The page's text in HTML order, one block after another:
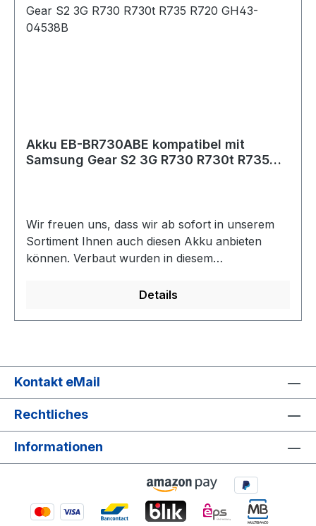
Daten:Spannung: 3,85 VoltKapazität: 472mAh /
1,82 WhZellentyp: Li-Polymer Der Akku ist
Akku EB-BR730ABE kompatibel mit
Samsung Gear S2 3G R730 R730t R735
Wir freuen uns, dass wir ab sofort in unserem
Sortiment Ihnen auch diesen Akku anbieten
können. Verbaut wurden in diesem
Selbstverständlich ist der Akku 100 %
Daten:Spannung: 3,80 VoltKapazität: 300mAh /
passend für folgendes Modell:Samsung Gear S2
3G / R730 R730t R735 R720 Original-
Bezeichnung der Samsung Akkus / Dieser Akku
ersetzt folgende Akkutypen:Samsung EB-
Details
Kontakt eMail
Rechtliches
Informationen